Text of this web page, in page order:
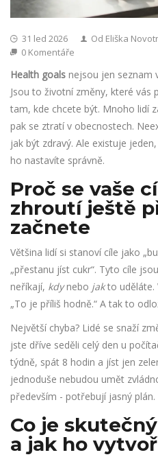
31 led 2026 Od Eliška
0 Komentáře
Health goals nejsou jen seznam
Jsou to životní změny, které vás
tam, kde chcete být. Mnoho lidí
pak se ztratí v obecnostech.
jak být zdravý. Ale existuje
ho nastavíte správně.
Proč se vaše
zhroutí ještě
začnete
Většina lidí si stanoví cíle jako
„přestanu jíst cukr“. Tyto cíle
neříkají, kdynebo jakto uděláte.
„To je příliš hodně.“ A tak to
Největší chyba? Lidé se snaží
jste dříve seděli celý den u
týdně, spát 8 hodin a jíst jen
jednoduše nebudou umět
především - potřebují jasný plán.
Co je
a jak ho